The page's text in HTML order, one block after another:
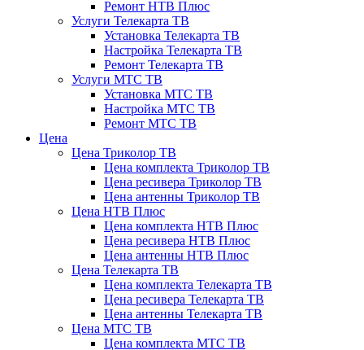
Ремонт НТВ Плюс
Услуги Телекарта ТВ
Установка Телекарта ТВ
Настройка Телекарта ТВ
Ремонт Телекарта ТВ
Услуги МТС ТВ
Установка МТС ТВ
Настройка МТС ТВ
Ремонт МТС ТВ
Цена
Цена Триколор ТВ
Цена комплекта Триколор ТВ
Цена ресивера Триколор ТВ
Цена антенны Триколор ТВ
Цена НТВ Плюс
Цена комплекта НТВ Плюс
Цена ресивера НТВ Плюс
Цена антенны НТВ Плюс
Цена Телекарта ТВ
Цена комплекта Телекарта ТВ
Цена ресивера Телекарта ТВ
Цена антенны Телекарта ТВ
Цена МТС ТВ
Цена комплекта МТС ТВ